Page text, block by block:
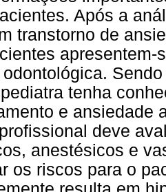
Após a
transtorno de
tenha
e ansiedade
deve
anestésicos e
os riscos para o